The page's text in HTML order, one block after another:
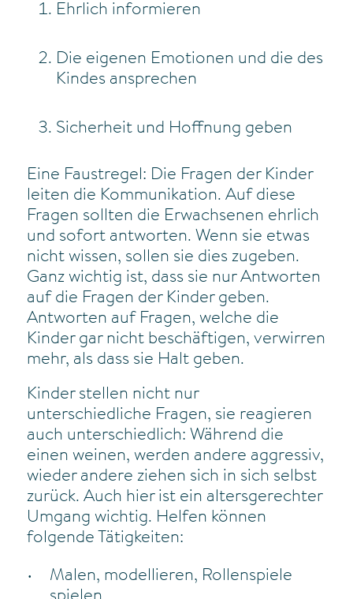
Ehrlich informieren
Die eigenen Emotionen und die des
Kindes ansprechen
Sicherheit und Hoffnung geben
Eine Faustregel: Die Fragen der Kinder
leiten die Kommunikation. Auf diese
Fragen sollten die Erwachsenen ehrlich
und sofort antworten. Wenn sie etwas
nicht wissen, sollen sie dies zugeben.
Ganz wichtig ist, dass sie nur Antworten
auf die Fragen der Kinder geben.
Antworten auf Fragen, welche die
Kinder gar nicht beschäftigen, verwirren
mehr, als dass sie Halt geben.
Kinder stellen nicht nur
unterschiedliche Fragen, sie reagieren
auch unterschiedlich: Während die
einen weinen, werden andere aggressiv,
wieder andere ziehen sich in sich selbst
zurück. Auch hier ist ein altersgerechter
Umgang wichtig. Helfen können
folgende Tätigkeiten:
Malen, modellieren, Rollenspiele